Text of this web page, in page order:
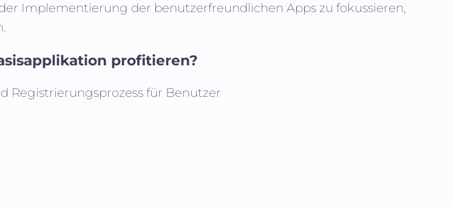
Implementierung der benutzerfreundlichen Apps zu fokussieren,
profitieren?
Registrierungsprozess für Benutzer